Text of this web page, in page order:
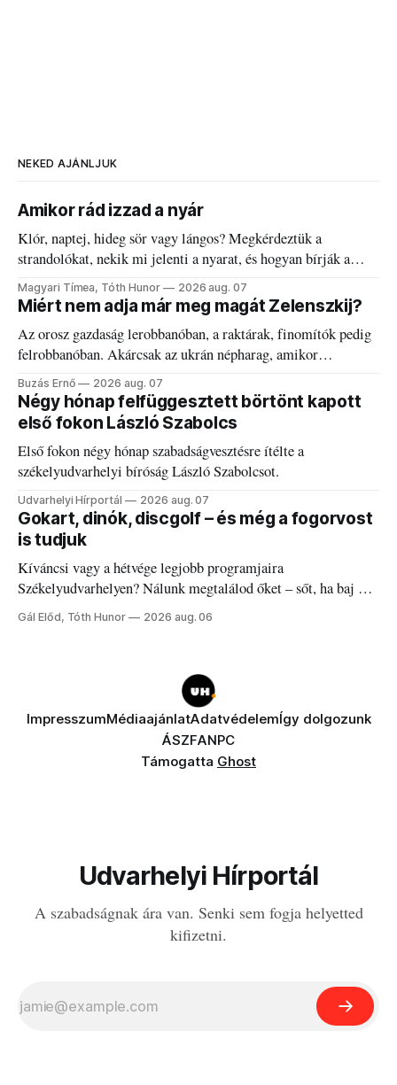
NEKED AJÁNLJUK
Amikor rád izzad a nyár
Klór, naptej, hideg sör vagy lángos? Megkérdeztük a
strandolókat, nekik mi jelenti a nyarat, és hogyan bírják a
kánikulát.
Magyari Tímea, Tóth Hunor 2026 aug. 07
Miért nem adja már meg magát Zelenszkij?
Az orosz gazdaság lerobbanóban, a raktárak, finomítók pedig
felrobbanóban. Akárcsak az ukrán népharag, amikor
elégedetlen vezetőivel.
Buzás Ernő 2026 aug. 07
Négy hónap felfüggesztett börtönt kapott
első fokon László Szabolcs
Első fokon négy hónap szabadságvesztésre ítélte a
székelyudvarhelyi bíróság László Szabolcsot.
Udvarhelyi Hírportál 2026 aug. 07
Gokart, dinók, discgolf – és még a fogorvost
is tudjuk
Kíváncsi vagy a hétvége legjobb programjaira
Székelyudvarhelyen? Nálunk megtalálod őket – sőt, ha baj van
a fogaddal, a fogorvosi ügyeletet is!
Gál Előd, Tóth Hunor 2026 aug. 06
ImpresszumMédiaajánlatAdatvédelemÍgy dolgozunk
ÁSZFANPC
Támogatta Ghost
Udvarhelyi Hírportál
A szabadságnak ára van. Senki sem fogja helyetted
kifizetni.